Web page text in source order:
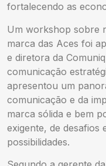
fortalecendo as
Um workshop sobre
marca das Aces foi
e diretora da
comunicação
apresentou um
comunicação e da
marca sólida e bem
exigente, de desafios
possibilidades.